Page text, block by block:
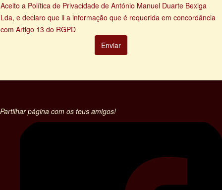
Aceito a Política de Privacidade de António Manuel Duarte Bexiga
Lda, e declaro que li a informação que é requerida em concordância
com Artigo 13 do RGPD
Partilhar página com os teus amigos!